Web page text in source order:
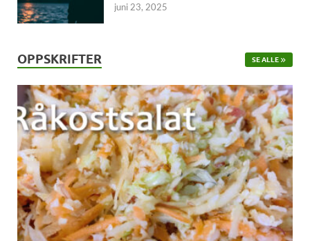
juni 23, 2025
OPPSKRIFTER SE ALLE